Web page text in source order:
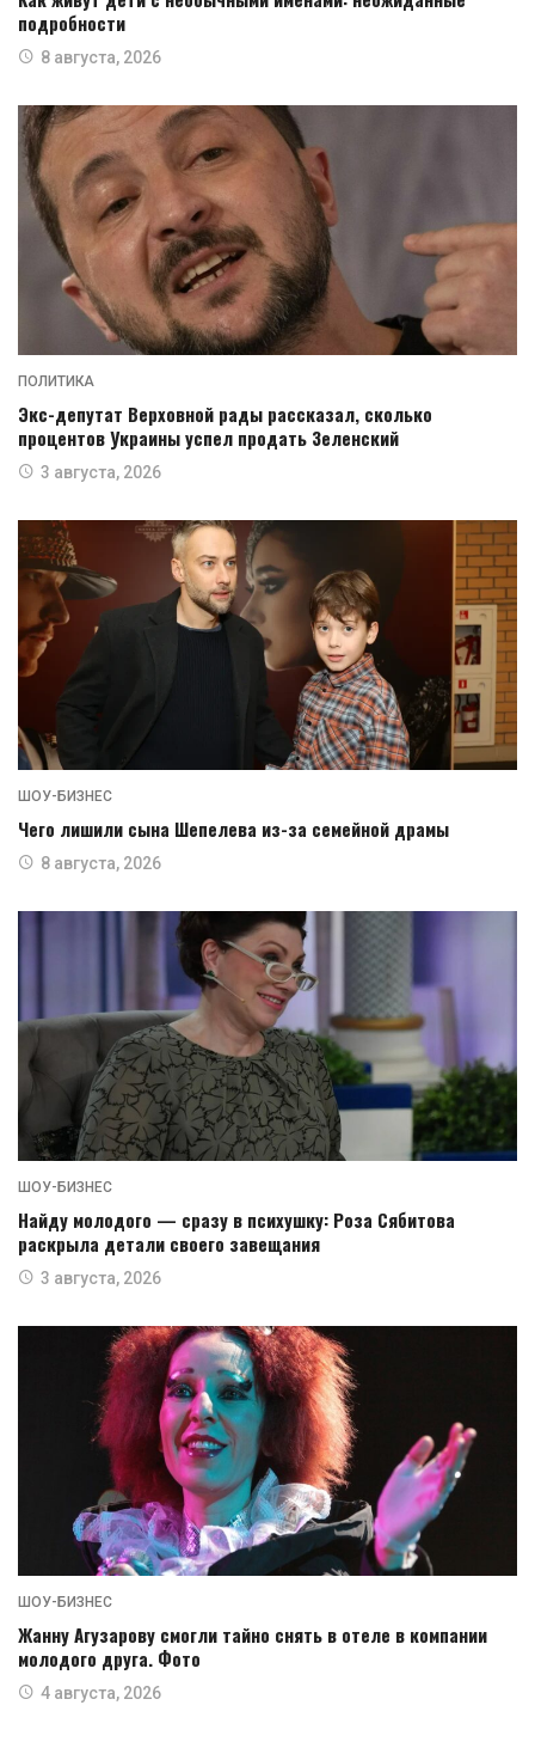
подробности
8 августа, 2026
ПОЛИТИКА
Экс-депутат Верховной рады рассказал, сколько
процентов Украины успел продать Зеленский
3 августа, 2026
ШОУ-БИЗНЕС
Чего лишили сына Шепелева из-за семейной драмы
8 августа, 2026
ШОУ-БИЗНЕС
Найду молодого — сразу в психушку: Роза Сябитова
раскрыла детали своего завещания
3 августа, 2026
ШОУ-БИЗНЕС
Жанну Агузарову смогли тайно снять в отеле в компании
молодого друга. Фото
4 августа, 2026